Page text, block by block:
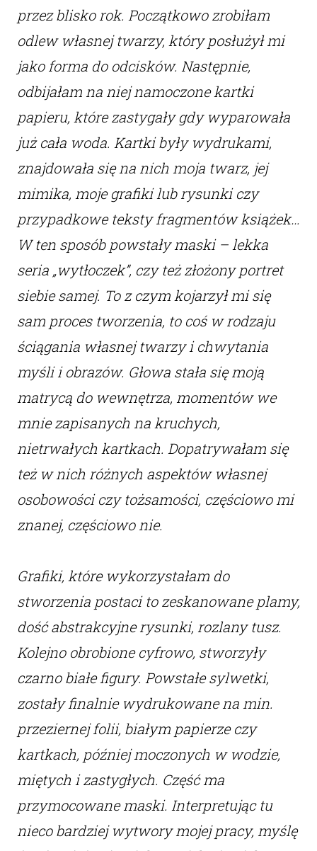
przez blisko rok. Początkowo zrobiłam
odlew własnej twarzy, który posłużył mi
jako forma do odcisków. Następnie,
odbijałam na niej namoczone kartki
papieru, które zastygały gdy wyparowała
już cała woda. Kartki były wydrukami,
znajdowała się na nich moja twarz, jej
mimika, moje grafiki lub rysunki czy
przypadkowe teksty fragmentów książek…
W ten sposób powstały maski – lekka
seria „wytłoczek”, czy też złożony portret
siebie samej. To z czym kojarzył mi się
sam proces tworzenia, to coś w rodzaju
ściągania własnej twarzy i chwytania
myśli i obrazów. Głowa stała się moją
matrycą do wewnętrza, momentów we
mnie zapisanych na kruchych,
nietrwałych kartkach. Dopatrywałam się
też w nich różnych aspektów własnej
osobowości czy tożsamości, częściowo mi
znanej, częściowo nie.
Grafiki, które wykorzystałam do
stworzenia postaci to zeskanowane plamy,
dość abstrakcyjne rysunki, rozlany tusz.
Kolejno obrobione cyfrowo, stworzyły
czarno białe figury. Powstałe sylwetki,
zostały finalnie wydrukowane na min.
przeziernej folii, białym papierze czy
kartkach, później moczonych w wodzie,
miętych i zastygłych. Część ma
przymocowane maski. Interpretując tu
nieco bardziej wytwory mojej pracy, myślę